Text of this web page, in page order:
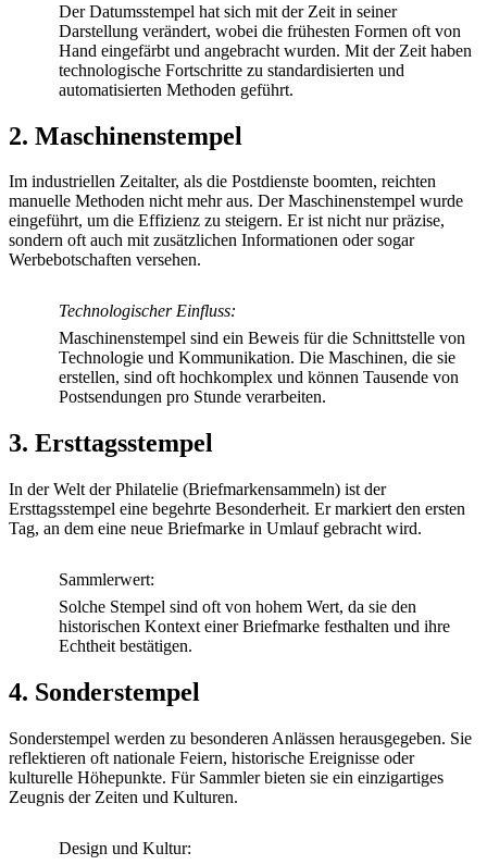
Der Datumsstempel hat sich mit der Zeit in seiner
Darstellung verändert, wobei die frühesten Formen oft von
Hand eingefärbt und angebracht wurden. Mit der Zeit haben
technologische Fortschritte zu standardisierten und
automatisierten Methoden geführt.
2. Maschinenstempel
Im industriellen Zeitalter, als die Postdienste boomten, reichten
manuelle Methoden nicht mehr aus. Der Maschinenstempel wurde
eingeführt, um die Effizienz zu steigern. Er ist nicht nur präzise,
sondern oft auch mit zusätzlichen Informationen oder sogar
Werbebotschaften versehen.
Technologischer Einfluss:
Maschinenstempel sind ein Beweis für die Schnittstelle von
Technologie und Kommunikation. Die Maschinen, die sie
erstellen, sind oft hochkomplex und können Tausende von
Postsendungen pro Stunde verarbeiten.
3. Ersttagsstempel
In der Welt der Philatelie (Briefmarkensammeln) ist der
Ersttagsstempel eine begehrte Besonderheit. Er markiert den ersten
Tag, an dem eine neue Briefmarke in Umlauf gebracht wird.
Sammlerwert:
Solche Stempel sind oft von hohem Wert, da sie den
historischen Kontext einer Briefmarke festhalten und ihre
Echtheit bestätigen.
4. Sonderstempel
Sonderstempel werden zu besonderen Anlässen herausgegeben. Sie
reflektieren oft nationale Feiern, historische Ereignisse oder
kulturelle Höhepunkte. Für Sammler bieten sie ein einzigartiges
Zeugnis der Zeiten und Kulturen.
Design und Kultur: